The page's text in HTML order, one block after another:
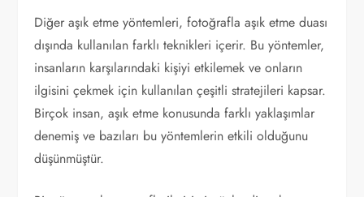
Diğer aşık etme yöntemleri, fotoğrafla aşık etme duası
dışında kullanılan farklı teknikleri içerir. Bu yöntemler,
insanların karşılarındaki kişiyi etkilemek ve onların
ilgisini çekmek için kullanılan çeşitli stratejileri kapsar.
Birçok insan, aşık etme konusunda farklı yaklaşımlar
denemiş ve bazıları bu yöntemlerin etkili olduğunu
düşünmüştür.